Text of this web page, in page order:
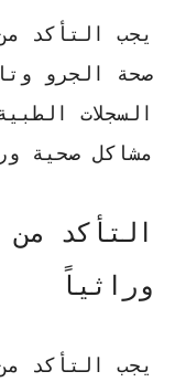
يجب التأكد
صحة الجرو
السجلات
مشاكل صحية
التأكد من
وراثياً
يجب التأكد